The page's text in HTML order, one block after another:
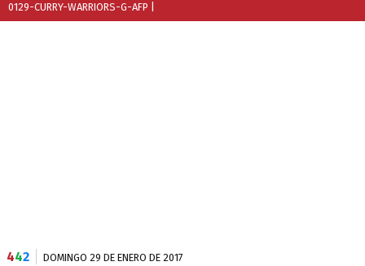
0129-CURRY-WARRIORS-G-AFP
442 DOMINGO 29 DE ENERO DE 2017